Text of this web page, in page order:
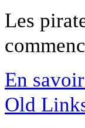
Les
En
Old